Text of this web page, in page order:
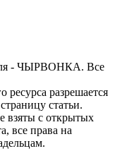
- ЧЫРВОНКА. Все
разрешается
статьи.
взяты с открытых
все права на